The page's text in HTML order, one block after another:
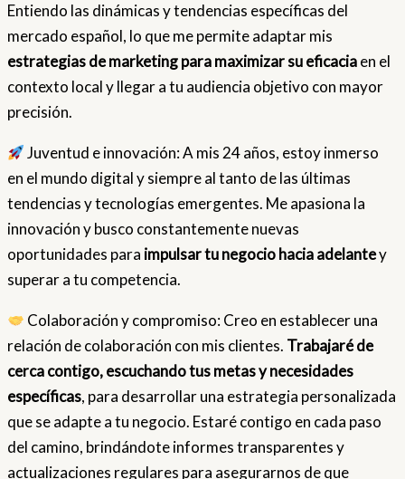
Entiendo las dinámicas y tendencias específicas del
mercado español, lo que me permite adaptar mis
estrategias de marketing para maximizar su eficaciaen el
contexto local y llegar a tu audiencia objetivo con mayor
precisión.
Juventud e innovación: A mis 24 años, estoy inmerso
en el mundo digital y siempre al tanto de las últimas
tendencias y tecnologías emergentes. Me apasiona la
innovación y busco constantemente nuevas
oportunidades para impulsar tu negocio hacia adelantey
superar a tu competencia.
Colaboración y compromiso: Creo en establecer una
relación de colaboración con mis clientes. Trabajaré de
cerca contigo, escuchando tus metas y necesidades
específicas, para desarrollar una estrategia personalizada
que se adapte a tu negocio. Estaré contigo en cada paso
del camino, brindándote informes transparentes y
actualizaciones regulares para asegurarnos de que